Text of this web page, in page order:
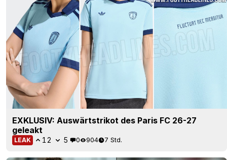
EXKLUSIV: Auswärtstrikot des Paris FC 26-27
geleakt
LEAK 12 5 0 904 7 Std.